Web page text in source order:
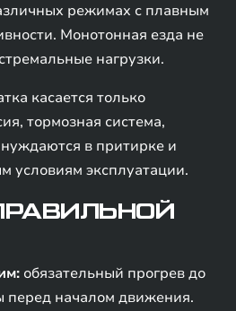
режимах с плавным
Монотонная езда не
нагрузки.
касается только
тормозная система,
в притирке и
условиям эксплуатации.
обязательный прогрев до
перед началом движения.